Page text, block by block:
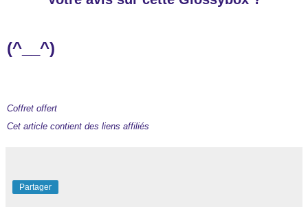
(^__^)
Coffret offert
Cet article contient des liens affiliés
Partager